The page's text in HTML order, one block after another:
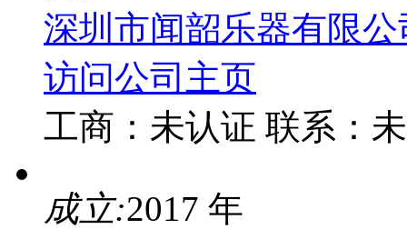
深圳市闻韶乐器有限公
访问公司主页
工商： 未认证 联系：
成立:2017 年